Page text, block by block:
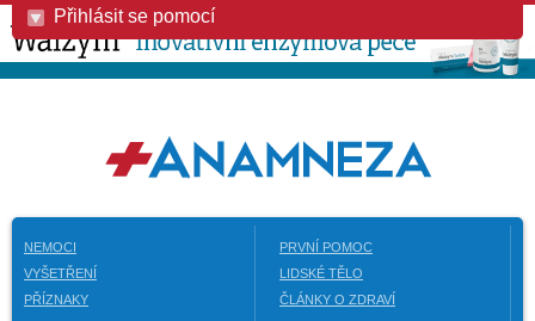
Přihlásit se pomocí
NEMOCI
VYŠETŘENÍ
PŘÍZNAKY
PRVNÍ POMOC
LIDSKÉ TĚLO
ČLÁNKY O ZDRAVÍ